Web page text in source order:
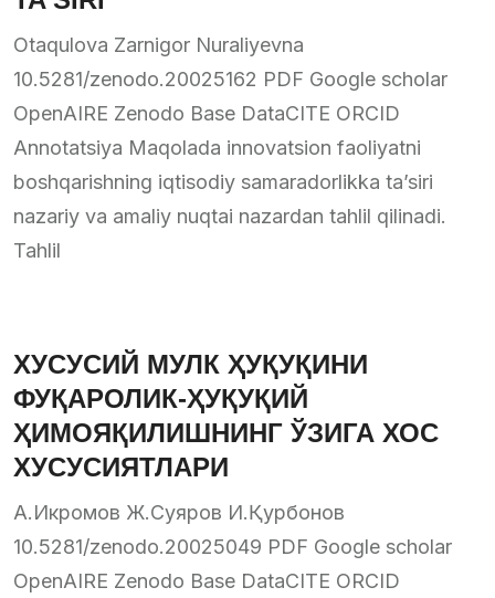
Otaqulova Zarnigor Nuraliyevna
10.5281/zenodo.20025162 PDF Google scholar
OpenAIRE Zenodo Base DataCITE ORCID
Annotatsiya Maqolada innovatsion faoliyatni
boshqarishning iqtisodiy samaradorlikka ta’siri
nazariy va amaliy nuqtai nazardan tahlil qilinadi.
Tahlil
ХУСУСИЙ МУЛК ҲУҚУҚИНИ
ФУҚАРОЛИК-ҲУҚУҚИЙ
ҲИМОЯҚИЛИШНИНГ ЎЗИГА ХОС
ХУСУСИЯТЛАРИ
А.Икромов Ж.Суяров И.Қурбонов
10.5281/zenodo.20025049 PDF Google scholar
OpenAIRE Zenodo Base DataCITE ORCID